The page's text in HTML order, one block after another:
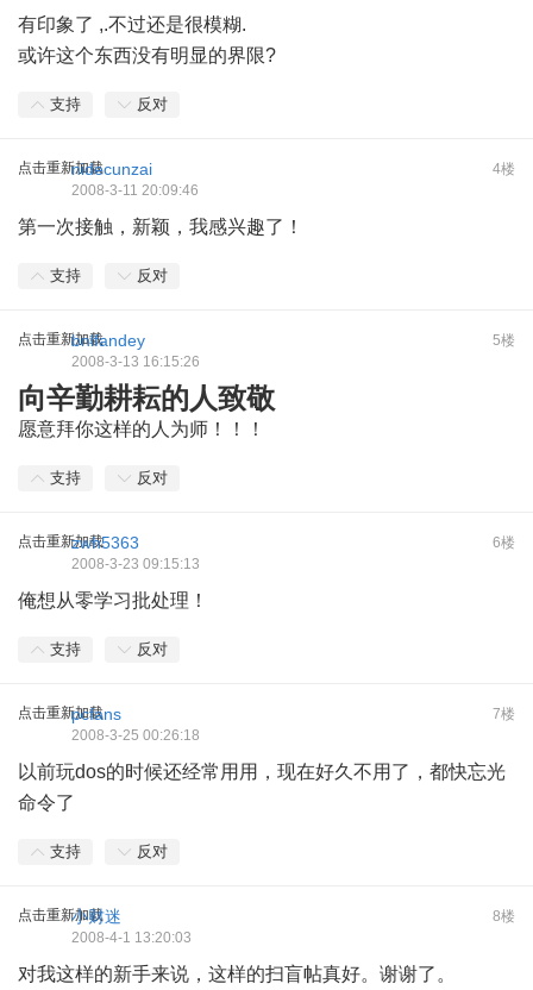
有印象了 ,.不过还是很模糊.
或许这个东西没有明显的界限?
支持 反对
点击重新加载 4楼
nidecunzai
2008-3-11 20:09:46
第一次接触，新颖，我感兴趣了！
支持 反对
点击重新加载 5楼
bnlfandey
2008-3-13 16:15:26
向辛勤耕耘的人致敬
愿意拜你这样的人为师！！！
支持 反对
点击重新加载 6楼
zwh5363
2008-3-23 09:15:13
俺想从零学习批处理！
支持 反对
点击重新加载 7楼
pcfans
2008-3-25 00:26:18
以前玩dos的时候还经常用用，现在好久不用了，都快忘光
命令了
支持 反对
点击重新加载 8楼
小财迷
2008-4-1 13:20:03
对我这样的新手来说，这样的扫盲帖真好。谢谢了。